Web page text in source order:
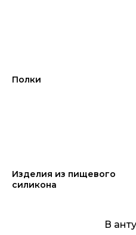
Полки
Изделия из пищевого
силикона
В